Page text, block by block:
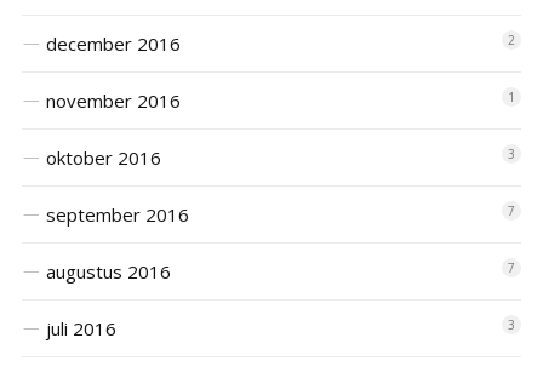
december 2016 2
november 2016 1
oktober 2016 3
september 2016 7
augustus 2016 7
juli 2016 3